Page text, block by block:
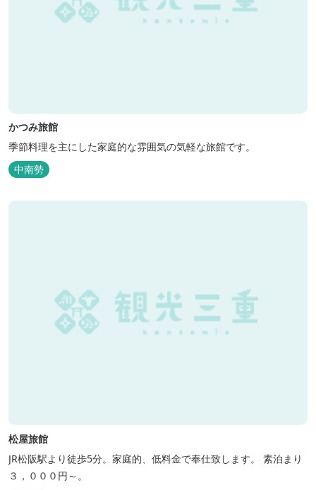
かつみ旅館
季節料理を主にした家庭的な雰囲気の気軽な旅館です。
中南勢
松屋旅館
JR松阪駅より徒歩5分。家庭的、低料金で奉仕致します。 素泊まり
３，０００円～。